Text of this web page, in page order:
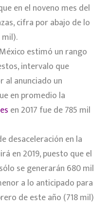
en el noveno mes del
cifra por abajo de lo
estimó un rango
intervalo que
anunciado un
en promedio la
en 2017 fue de 785 mil
desaceleración en la
en 2019, puesto que el
se generarán 680 mil
a lo anticipado para
de este año (718 mil)